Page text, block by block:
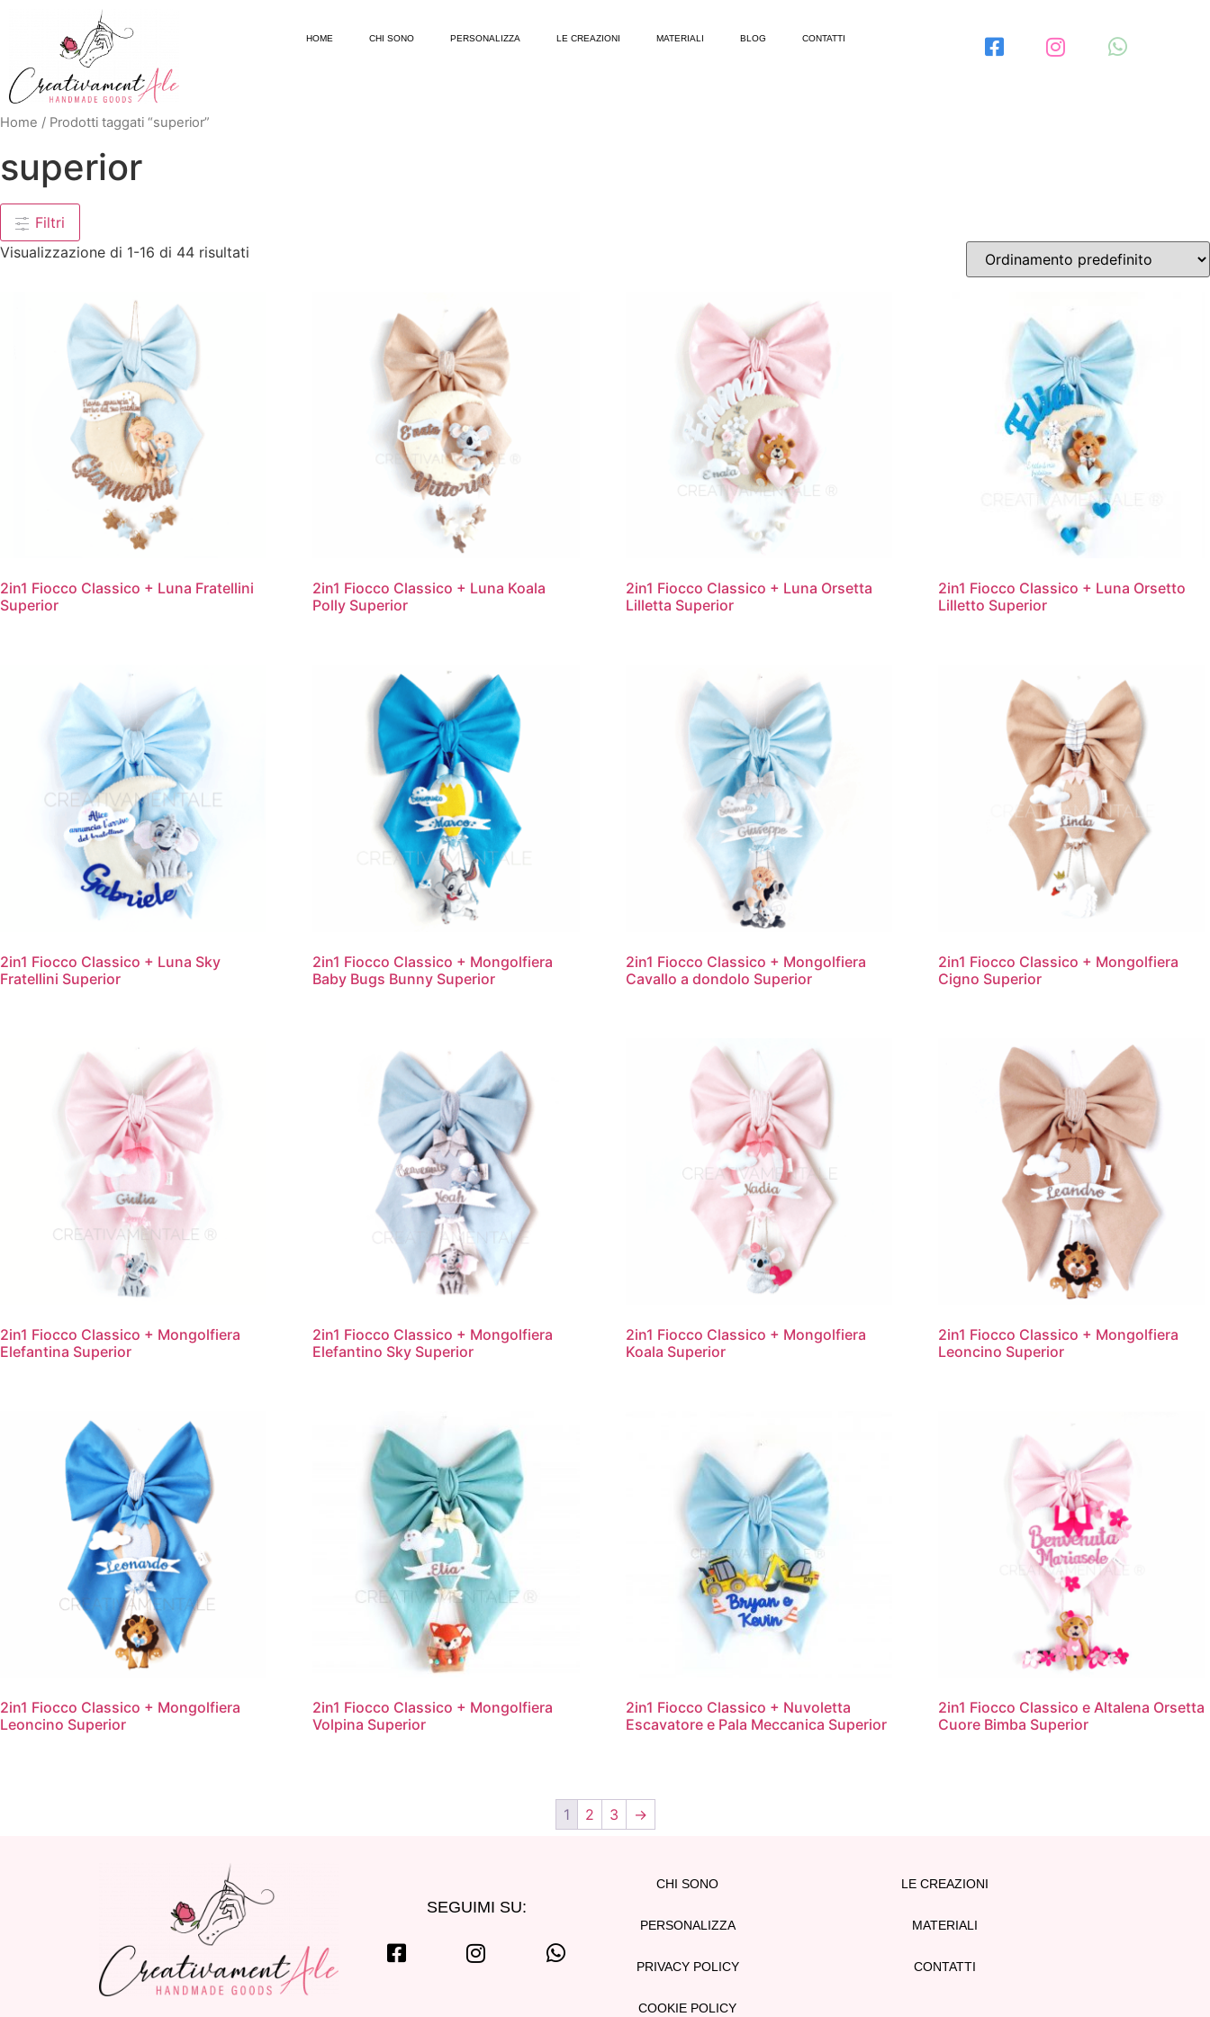
HOME CHI SONO PERSONALIZZA LE CREAZIONI MATERIALI BLOG CONTATTI
Home / Prodotti taggati “superior”
superior
Filtri
Visualizzazione di 1-16 di 44 risultati
2in1 Fiocco Classico + Luna Fratellini
Superior
2in1 Fiocco Classico + Luna Koala
Polly Superior
2in1 Fiocco Classico + Luna Orsetta
Lilletta Superior
2in1 Fiocco Classico + Luna Orsetto
Lilletto Superior
2in1 Fiocco Classico + Luna Sky
Fratellini Superior
2in1 Fiocco Classico + Mongolfiera
Baby Bugs Bunny Superior
2in1 Fiocco Classico + Mongolfiera
Cavallo a dondolo Superior
2in1 Fiocco Classico + Mongolfiera
Cigno Superior
2in1 Fiocco Classico + Mongolfiera
Elefantina Superior
2in1 Fiocco Classico + Mongolfiera
Elefantino Sky Superior
2in1 Fiocco Classico + Mongolfiera
Koala Superior
2in1 Fiocco Classico + Mongolfiera
Leoncino Superior
2in1 Fiocco Classico + Mongolfiera
Leoncino Superior
2in1 Fiocco Classico + Mongolfiera
Volpina Superior
2in1 Fiocco Classico + Nuvoletta
Escavatore e Pala Meccanica Superior
2in1 Fiocco Classico e Altalena Orsetta
Cuore Bimba Superior
1 2 3 →
SEGUIMI SU:
CHI SONO
PERSONALIZZA
PRIVACY POLICY
COOKIE POLICY
LE CREAZIONI
MATERIALI
CONTATTI